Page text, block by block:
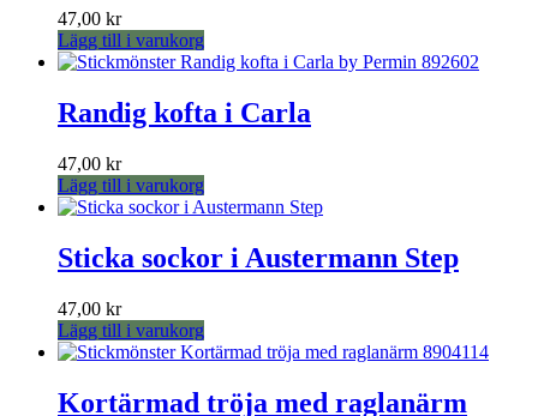
47,00 kr
Lägg till i varukorg
Randig kofta i Carla
47,00 kr
Lägg till i varukorg
Sticka sockor i Austermann Step
47,00 kr
Lägg till i varukorg
Kortärmad tröja med raglanärm